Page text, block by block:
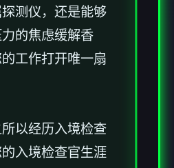
测仪，还是能够
的焦虑缓解香
工作打开唯一扇
以经历入境检查
入境检查官生涯